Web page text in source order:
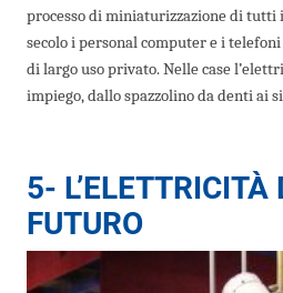
processo di miniaturizzazione di tutti
secolo i personal computer e i
di largo uso privato. Nelle case
impiego, dallo spazzolino da denti ai
5- L’ELETTRICITÀ
FUTURO